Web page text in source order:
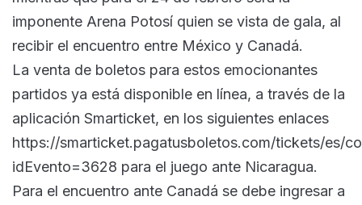
imponente Arena Potosí quien se vista de gala, al
recibir el encuentro entre México y Canadá.
La venta de boletos para estos emocionantes
partidos ya está disponible en línea, a través de la
aplicación Smarticket, en los siguientes enlaces
https://smarticket.pagatusboletos.com/tickets/es/
idEvento=3628 para el juego ante Nicaragua.
Para el encuentro ante Canadá se debe ingresar a